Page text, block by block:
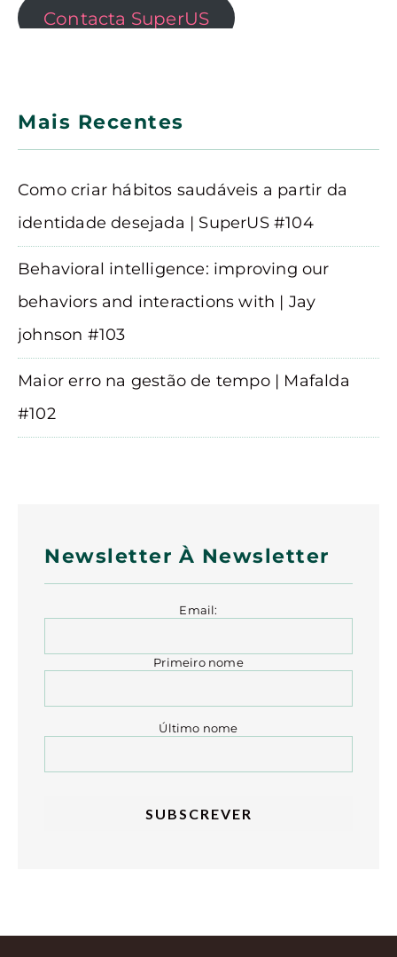
Contacta SuperUS
Mais Recentes
Como criar hábitos saudáveis a partir da
identidade desejada | SuperUS #104
Behavioral intelligence: improving our
behaviors and interactions with | Jay
johnson #103
Maior erro na gestão de tempo | Mafalda
#102
Newsletter À Newsletter
Email:
Primeiro nome
Último nome